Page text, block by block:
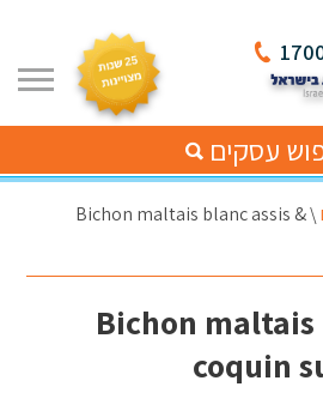
עסקים
\
Bichon maltais blanc assis &
Bichon maltais
coquin